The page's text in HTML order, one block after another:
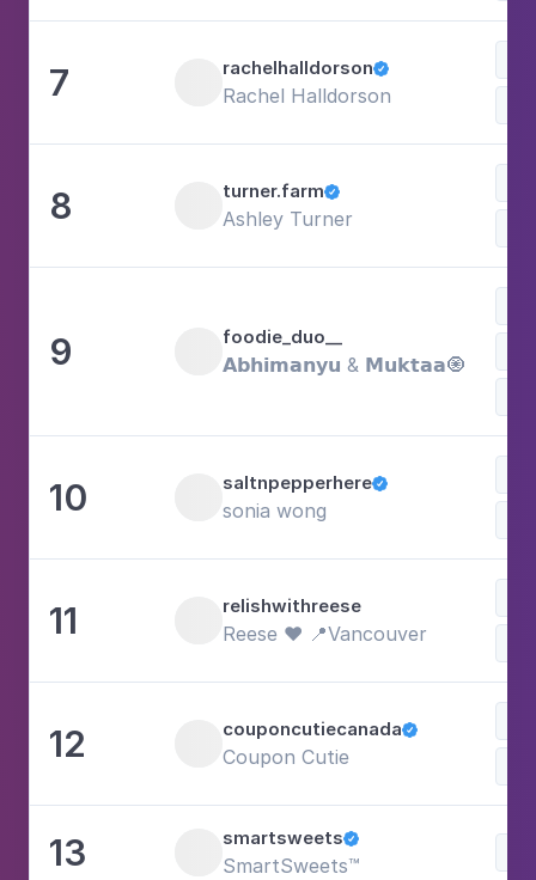
7 rachelhalldorson
Rachel Halldorson
8 turner.farm
Ashley Turner
9 foodie_duo__
𝗔𝗯𝗵𝗶𝗺𝗮𝗻𝘆𝘂 & 𝗠𝘂𝗸𝘁𝗮𝗮🧿
10 saltnpepperhere
sonia wong
11 relishwithreese
Reese ♥ 📍Vancouver
12 couponcutiecanada
Coupon Cutie
13 smartsweets
SmartSweets™